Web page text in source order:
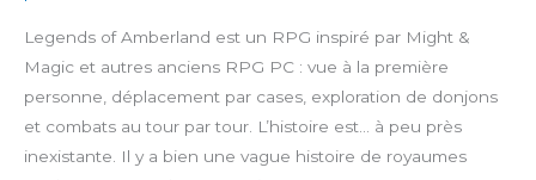
Legends of Amberland est un RPG inspiré par Might &
Magic et autres anciens RPG PC : vue à la première
personne, déplacement par cases, exploration de donjons
et combats au tour par tour. L’histoire est… à peu près
inexistante. Il y a bien une vague histoire de royaumes